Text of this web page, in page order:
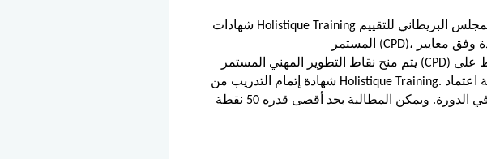
شهادات Holistique Training معتمدة من المجلس البريطاني للتقييم (BAC) وخدمة اعتماد التطوير المهني
يتم منح نقاط التطوير المهني المستمر (CPD) لهذه الدورة من خلال شهاداتنا، وستظهر هذه النقاط على
شهادة إتمام التدريب من Holistique Training. ووفقًا لمعايير خدمة اعتماد CPD، يتم منح نقطة CPD واحدة
عن كل ساعة حضور في الدورة. ويمكن المطالبة بحد أقصى قدره 50 نقطة CPD لأي دورة واحدة نقدمها